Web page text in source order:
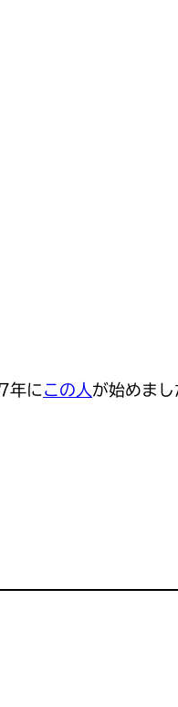
年に この人 が始めまし